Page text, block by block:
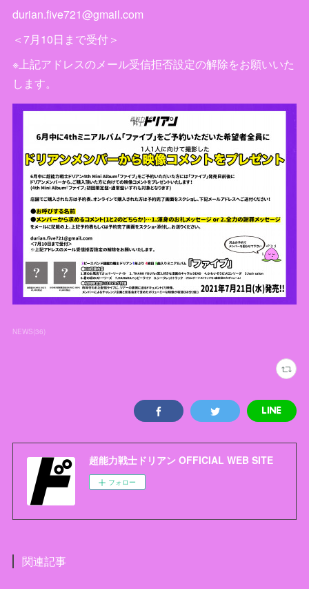
durian.five721@gmail.com
＜7月10日まで受付＞
※上記アドレスのメール受信拒否設定の解除をお願いいた
します。
NEWS(36)
超能力戦士ドリアン OFFICIAL WEB SITE
フォロー
関連記事